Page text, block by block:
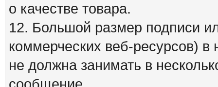
о качестве товара.
12. Большой размер подписи
коммерческих веб-ресурсов) в
не должна занимать в